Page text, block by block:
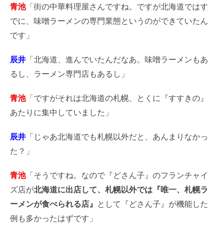
青池「街の中華料理屋さんですね。ですが北海道ではす
でに、味噌ラーメンの専門業態というのができていたん
です」
辰井 「北海道、進んでいたんだなあ。味噌ラーメンもあ
るし、ラーメン専門店もあるし」
青池「ですがそれは北海道の札幌、とくに『すすきの』
あたりに集中していました」
辰井 「じゃあ北海道でも札幌以外だと、あんまりなかっ
た？」
青池「そうですね。なので『どさん子』のフランチャイ
ズ店が北海道に出店して、札幌以外では『唯一、札幌ラ
ーメンが食べられる店』 として『どさん子』が機能した
例も多かったはずです」